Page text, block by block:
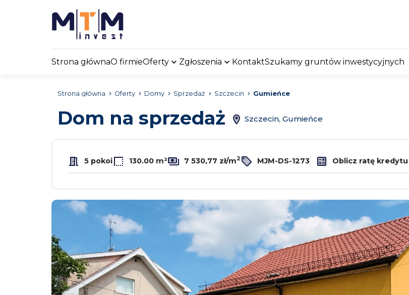
Strona głównaO firmieOferty Zgłoszenia KontaktSzukamy gruntów inwestycyjnych
Strona główna Oferty Domy Sprzedaż Szczecin Gumieńce
Dom na sprzedaż Szczecin, Gumieńce
5 pokoi 130.00 m² 7 530,77 zł/m2 MJM-DS-1273 Oblicz ratę kredytu